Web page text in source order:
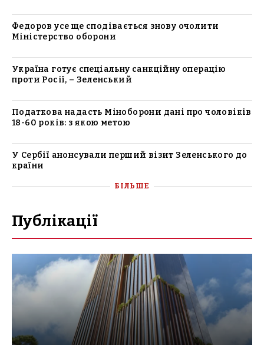
Федоров усе ще сподівається знову очолити
Міністерство оборони
Україна готує спеціальну санкційну операцію
проти Росії, – Зеленський
Податкова надасть Міноборони дані про чоловіків
18-60 років: з якою метою
У Сербії анонсували перший візит Зеленського до
країни
БІЛЬШЕ
Публікації